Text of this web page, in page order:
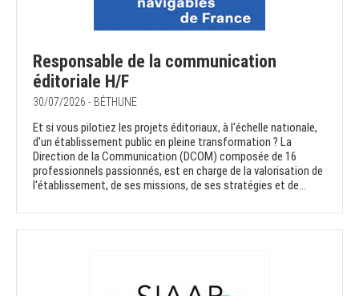
Responsable de la communication
éditoriale H/F
30/07/2026 - BÉTHUNE
Et si vous pilotiez les projets éditoriaux, à l'échelle nationale,
d'un établissement public en pleine transformation ? La
Direction de la Communication (DCOM) composée de 16
professionnels passionnés, est en charge de la valorisation de
l'établissement, de ses missions, de ses stratégies et de...